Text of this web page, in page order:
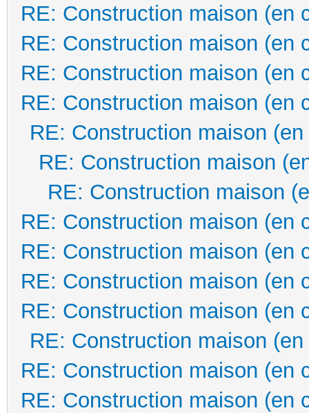
RE: Construction maison (en
RE: Construction maison (en
RE: Construction maison (en
RE: Construction maison (en
RE: Construction maison
RE: Construction maison
RE: Construction maison
RE: Construction maison (en
RE: Construction maison (en
RE: Construction maison (en
RE: Construction maison (en
RE: Construction maison
RE: Construction maison (en
RE: Construction maison (en